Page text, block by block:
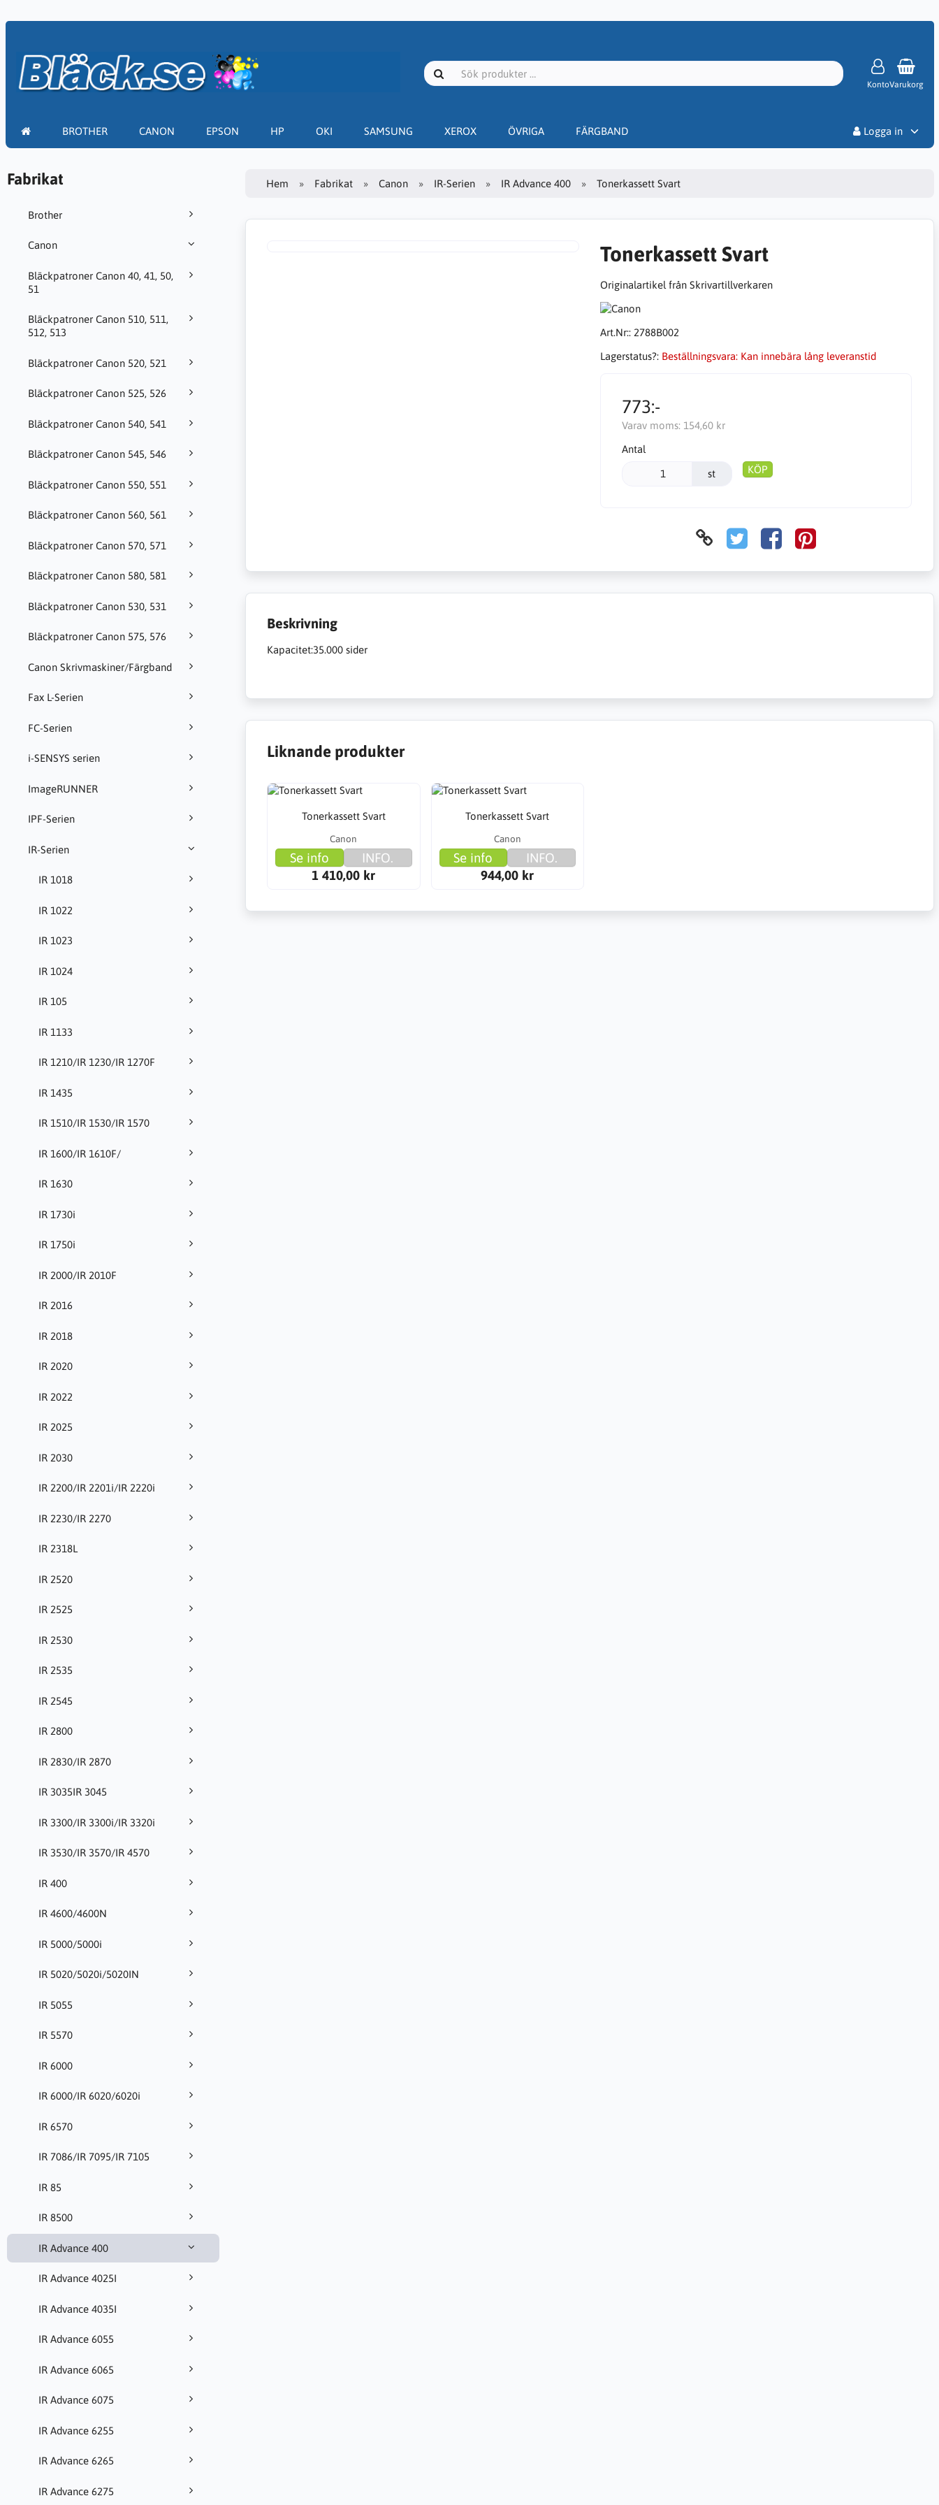
KontoVarukorg
BROTHER CANON EPSON HP OKI SAMSUNG XEROX ÖVRIGA FÄRGBAND
Logga in
Fabrikat
Brother
Canon
Bläckpatroner Canon 40, 41, 50,
51
Bläckpatroner Canon 510, 511,
512, 513
Bläckpatroner Canon 520, 521
Bläckpatroner Canon 525, 526
Bläckpatroner Canon 540, 541
Bläckpatroner Canon 545, 546
Bläckpatroner Canon 550, 551
Bläckpatroner Canon 560, 561
Bläckpatroner Canon 570, 571
Bläckpatroner Canon 580, 581
Bläckpatroner Canon 530, 531
Bläckpatroner Canon 575, 576
Canon Skrivmaskiner/Färgband
Fax L-Serien
FC-Serien
i-SENSYS serien
ImageRUNNER
IPF-Serien
IR-Serien
IR 1018
IR 1022
IR 1023
IR 1024
IR 105
IR 1133
IR 1210/IR 1230/IR 1270F
IR 1435
IR 1510/IR 1530/IR 1570
IR 1600/IR 1610F/
IR 1630
IR 1730i
IR 1750i
IR 2000/IR 2010F
IR 2016
IR 2018
IR 2020
IR 2022
IR 2025
IR 2030
IR 2200/IR 2201i/IR 2220i
IR 2230/IR 2270
IR 2318L
IR 2520
IR 2525
IR 2530
IR 2535
IR 2545
IR 2800
IR 2830/IR 2870
IR 3035IR 3045
IR 3300/IR 3300i/IR 3320i
IR 3530/IR 3570/IR 4570
IR 400
IR 4600/4600N
IR 5000/5000i
IR 5020/5020i/5020IN
IR 5055
IR 5570
IR 6000
IR 6000/IR 6020/6020i
IR 6570
IR 7086/IR 7095/IR 7105
IR 85
IR 8500
IR Advance 400
IR Advance 4025I
IR Advance 4035I
IR Advance 6055
IR Advance 6065
IR Advance 6075
IR Advance 6255
IR Advance 6265
IR Advance 6275
Hem Fabrikat Canon IR-Serien IR Advance 400 Tonerkassett Svart
Tonerkassett Svart
Originalartikel från Skrivartillverkaren
Art.Nr:: 2788B002
Lagerstatus?: Beställningsvara: Kan innebära lång leveranstid
773:-
Varav moms: 154,60 kr
Antal
st KÖP
Beskrivning
Kapacitet:35.000 sider
Liknande produkter
Tonerkassett Svart
Canon
Se info
INFO.
1 410,00 kr
Tonerkassett Svart
Canon
Se info
INFO.
944,00 kr